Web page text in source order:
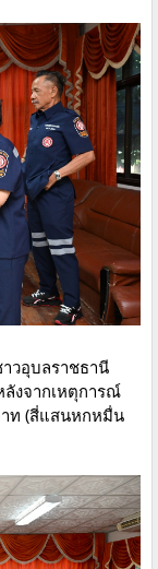
วอุบลราชธานี
งจากเหตุการณ์
ท (สี่แสนหกหมื่น